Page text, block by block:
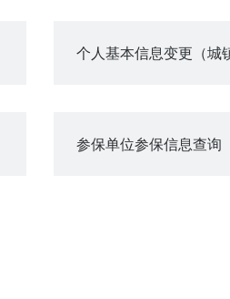
参保单位参保信息查询